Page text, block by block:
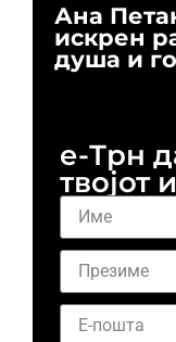
Ана
искрен
душа и
е-Трн
твојот